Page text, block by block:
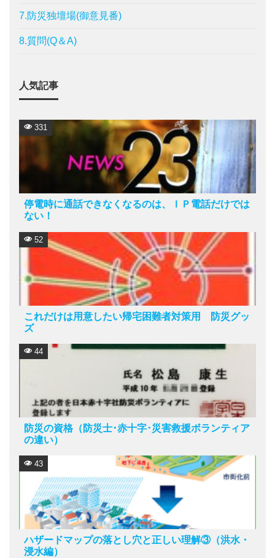
7.防災独壇場(御意見番)
8.質問(Q＆A)
人気記事
停電時に通話できなくなるのは、ＩＰ電話だけでは
ない！
331
これだけは用意したい帰宅困難者対策用 防災グッ
ズ
52
防災の資格（防災士･赤十字･災害救援ボランティア
の違い）
44
ハザードマップの落とし穴と正しい理解③（洪水・
浸水編）
43